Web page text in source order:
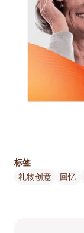
标签
礼物创意
回忆